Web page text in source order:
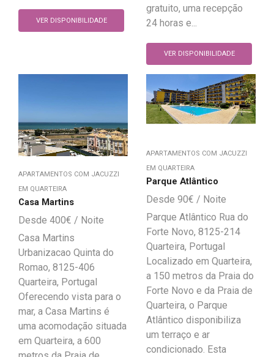
VER DISPONIBILIDADE
gratuito, uma recepção
24 horas e...
VER DISPONIBILIDADE
APARTAMENTOS COM JACUZZI
EM QUARTEIRA
Casa Martins
400€
Casa Martins
Urbanizacao Quinta do
Romao, 8125-406
Quarteira, Portugal
Oferecendo vista para o
mar, a Casa Martins é
uma acomodação situada
em Quarteira, a 600
APARTAMENTOS COM JACUZZI
EM QUARTEIRA
Parque Atlântico
90€
Parque Atlântico Rua do
Forte Novo, 8125-214
Quarteira, Portugal
Localizado em Quarteira,
a 150 metros da Praia do
Forte Novo e da Praia de
Quarteira, o Parque
Atlântico disponibiliza
um terraço e ar
condicionado. Esta